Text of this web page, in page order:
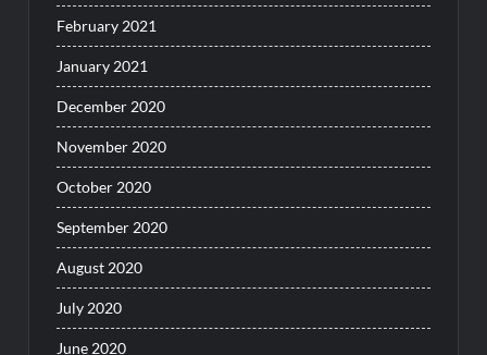
February 2021
January 2021
December 2020
November 2020
October 2020
September 2020
August 2020
July 2020
June 2020